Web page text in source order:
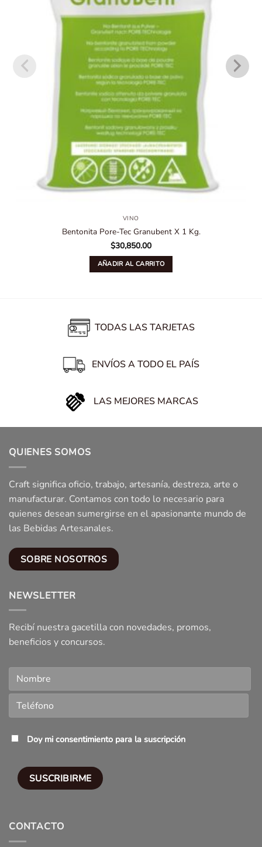
VINO
Bentonita Pore-Tec Granubent X 1 Kg.
$30,850.00
AÑADIR AL CARRITO
TODAS LAS TARJETAS
ENVÍOS A TODO EL PAÍS
LAS MEJORES MARCAS
QUIENES SOMOS
Craft significa oficio, trabajo, artesanía, destreza, arte o
manufacturar. Contamos con todo lo necesario para
quienes desean sumergirse en el apasionante mundo de
las Bebidas Artesanales.
SOBRE NOSOTROS
NEWSLETTER
Recibí nuestra gacetilla con novedades, promos,
beneficios y concursos.
Doy mi consentimiento para la suscripción
CONTACTO